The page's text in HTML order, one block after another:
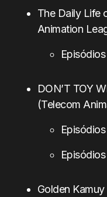
The Daily Life
Animation
DON’T TOY
(Telecom
Golden